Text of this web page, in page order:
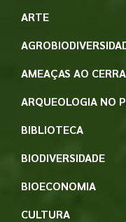
ARTE
AMEAÇAS AO
ARQUEOLOGIA NO
BIBLIOTECA
BIODIVERSIDADE
BIOECONOMIA
CULTURA